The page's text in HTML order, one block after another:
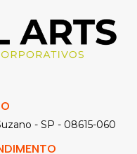
- SP - 08615-060